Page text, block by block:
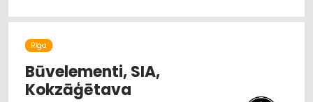
ŽALŪZIJAS, AIZKARU STIEŅI
BŪVMATERIĀLU, BŪVKONSTRUKCIJU TIRDZNIECĪBA
BŪVMATERIĀLU, BŪVKONSTRUKCIJU VAIRUMTIRDZNIECĪBA
APDARES MATERIĀLI: TIRDZNIECĪBA
CELTNIECĪBAS UN REMONTA DARBI
APDARES MATERIĀLI: GRĪDAS SEGUMI
Rīga
Būvelementi, SIA,
Kokzāģētava